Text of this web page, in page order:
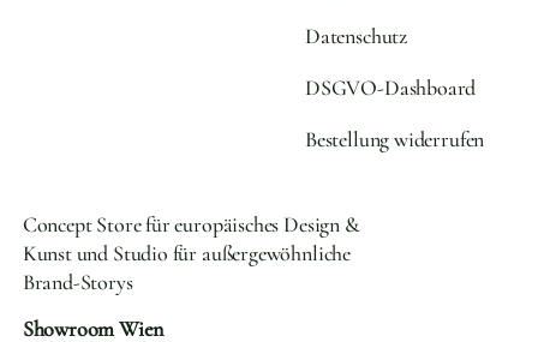
Datenschutz
DSGVO-Dashboard
Bestellung widerrufen
Concept Store für europäisches Design &
Kunst und Studio für außergewöhnliche
Brand-Storys
Showroom Wien